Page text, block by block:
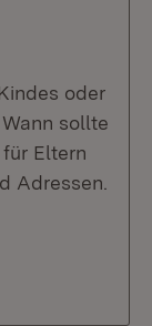
oder
sollte
Eltern
Adressen.